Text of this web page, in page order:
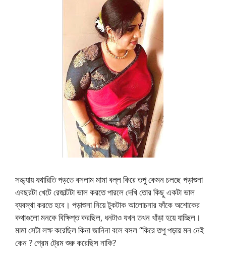
সন্ধ্যায় যথারিতি পড়তে বসলাম মামা বল্ল কিরে তপু কেমন চলছে পড়াশুনা
এবছরটা খেটে রেজাল্টটা ভাল করতে পারলে দেখি তোর কিছু একটা ভাল
ব্যবস্থা করতে হবে। পড়াশুনা নিয়ে টুকটাক আলোচনার ফাঁকে অশোকের
কথাগুলো মনকে বিক্ষিপ্ত করছিল, ধনটাও যখন তখন খাঁড়া হয়ে যাচ্ছিল।
মামা সেটা লক্ষ করেছিল কিনা জানিনা বলে বসল “কিরে তপু পড়ায় মন নেই
কেন ? প্রেম ট্রেম শুরু করেছিস নাকি?